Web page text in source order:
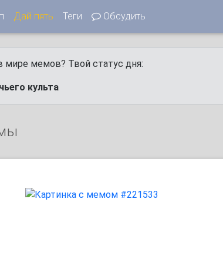
Дай пять Теги Обсудить
мире мемов? Твой статус дня:
культа